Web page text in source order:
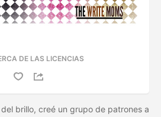
DE LAS LICENCIAS
brillo, creé un grupo de patrones a